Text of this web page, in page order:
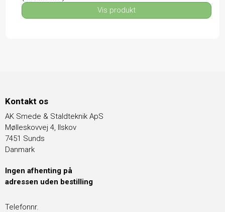
Vis produkt
Kontakt os
AK Smede & Staldteknik ApS
Mølleskovvej 4, Ilskov
7451 Sunds
Danmark
Ingen afhenting på
adressen uden bestilling
Telefonnr.